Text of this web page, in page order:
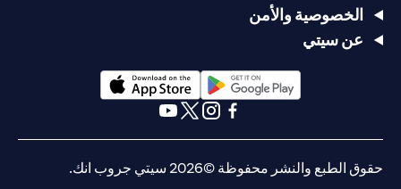
الخصوصية والأمن
عن سيتي
opens in a new tab
opens in a new tab
حقوق الطبع والنشر محفوظة ©2026 سيتي جروب انك.